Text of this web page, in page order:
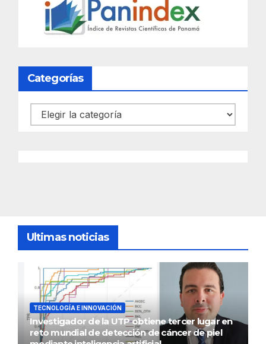
Categorías
Categorías
Ultimas noticias
TECNOLOGÍA E INNOVACIÓN
Investigador de la UTP obtiene tercer lugar en
reto mundial de detección de cáncer de piel